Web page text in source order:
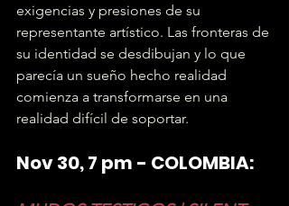
exigencias y presiones de su
representante artístico. Las fronteras de
su identidad se desdibujan y lo que
parecía un sueño hecho realidad
comienza a transformarse en una
realidad difícil de soportar.
Nov 30, 7 pm - COLOMBIA: